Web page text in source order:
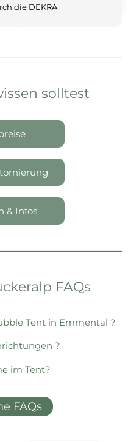
die DEKRA
solltest
& Infos
FAQs
Tent in Emmental ?
?
im Tent?
FAQs